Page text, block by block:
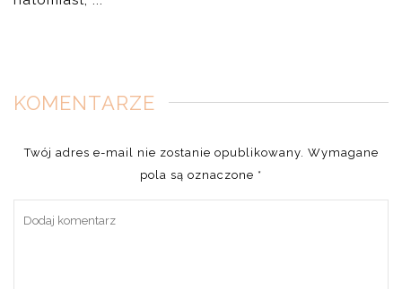
KOMENTARZE
Twój adres e-mail nie zostanie opublikowany. Wymagane
pola są oznaczone *